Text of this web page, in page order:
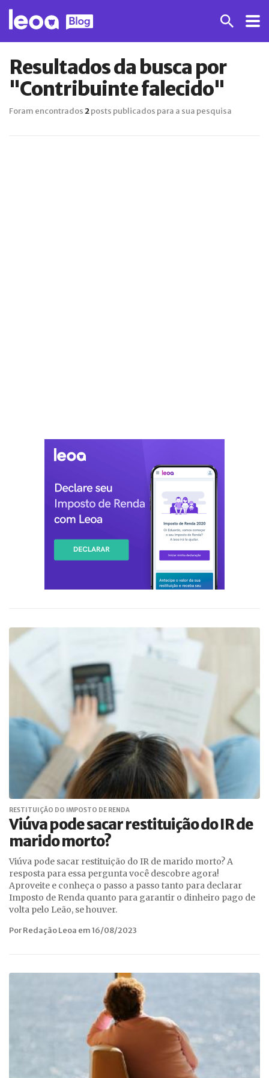
Resultados da busca por
"Contribuinte falecido"
Foram encontrados2posts publicados para a sua pesquisa
RESTITUIÇÃO DO IMPOSTO DE RENDA
Viúva pode sacar restituição do IR de
marido morto?
Viúva pode sacar restituição do IR de marido morto? A
resposta para essa pergunta você descobre agora!
Aproveite e conheça o passo a passo tanto para declarar
Imposto de Renda quanto para garantir o dinheiro pago de
volta pelo Leão, se houver.
Por Redação Leoa em 16/08/2023